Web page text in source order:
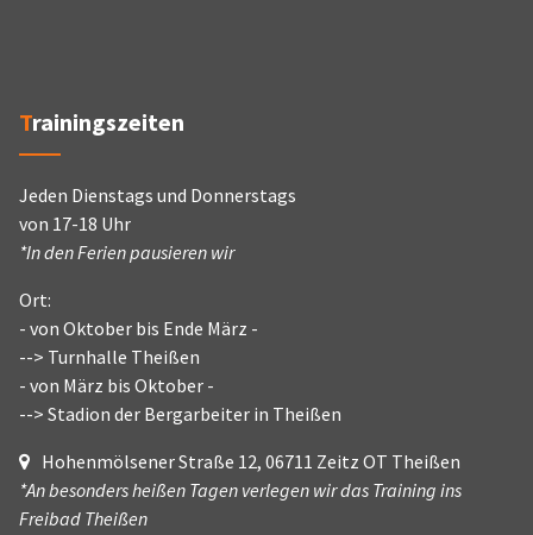
Trainingszeiten
Jeden Dienstags und Donnerstags
von 17-18 Uhr
*In den Ferien pausieren wir
Ort:
- von Oktober bis Ende März -
--> Turnhalle Theißen
- von März bis Oktober -
--> Stadion der Bergarbeiter in Theißen
Hohenmölsener Straße 12, 06711 Zeitz OT Theißen
*An besonders heißen Tagen verlegen wir das Training ins
Freibad Theißen